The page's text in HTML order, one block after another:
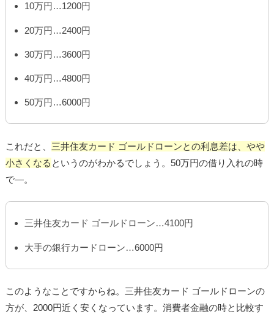
10万円…1200円
20万円…2400円
30万円…3600円
40万円…4800円
50万円…6000円
これだと、 三井住友カード ゴールドローンとの利息差は、やや
小さくなる というのがわかるでしょう。50万円の借り入れの時
で―。
三井住友カード ゴールドローン…4100円
大手の銀行カードローン…6000円
このようなことですからね。三井住友カード ゴールドローンの
方が、2000円近く安くなっています。消費者金融の時と比較す